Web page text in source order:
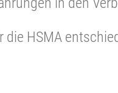
die HSMA